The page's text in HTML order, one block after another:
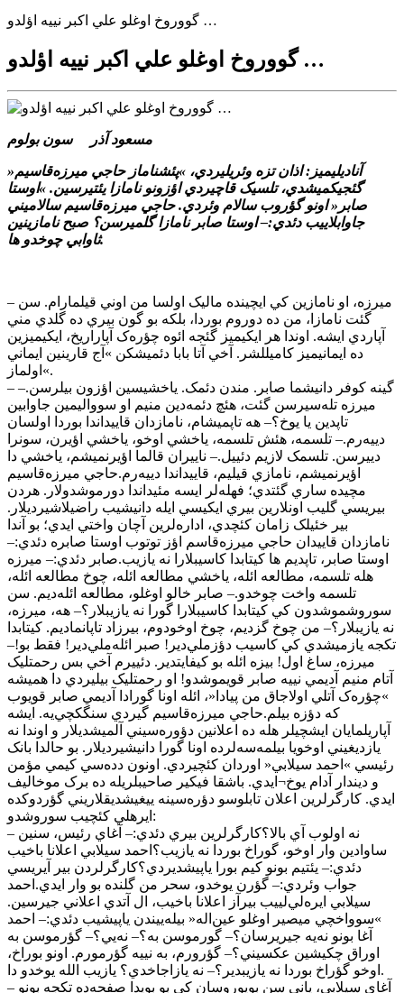
گووروخ اوغلو علي اکبر نييه اؤلدو …
گووروخ اوغلو علي اکبر نييه اؤلدو …
مسعود آذر سون بولوم
آناديليميز: اذان تزه وئريليردي، »پئشناماز حاجي ميرزه‌قاسيم«
گئجيکميشدي، تلسيک قاچيردي اؤزونو نامازا يئتيرسين. »اوستا
صابر« اونو گؤروب سالام وئردي. حاجي ميرزه‌قاسيم سالاميني
جاوابلاييب دئدي:– اوستا صابر نامازا گلميرسن؟ صبح نامازينين
ثاوابي چوخدو ها.
– ميرزه، او نامازين کي ايچينده ماليک اولسا من اوني قيلمارام. سن
گئت نامازا، من ده دوروم بوردا، بلکه بو گون بيري ده گلدي مني
آپاردي ايشه. اوندا هر ايکيميز گئجه ائوه چؤره‌ک آپاراريخ، ايکيميزين
ده ايمانيميز کاميللشر. آخي آتا بابا دئميشکن »آج قارينين ايماني
اولماز«.
– گينه کوفر دانيشما صابر. مندن دئمک. ياخشيسين اؤزون بيلرسن.–
ميرزه تله‌سيرسن گئت، هئچ دئمه‌دين منيم او سوواليمين جاوابين
تاپدين يا يوخ؟– هه تاپميشام، نامازدان قاييداندا بوردا اولسان
دييه‌رم.– تلسمه، هئش تلسمه، ياخشي اوخو، ياخشي اؤيرن، سونرا
دييرسن. تلسمک لازيم دئييل.– ناييران قالما اؤيرنميشم، ياخشي دا
اؤيرنميشم، نامازي قيليم، قاييداندا دييه‌رم.حاجي ميرزه‌قاسيم
مچيده ساري گئتدي؛ فهله‌لر ايسه مئيداندا دورموشدولار. هردن
بيريسي گليب اونلارين بيري ايکيسي ايله دانيشيب راضيلاشيرديلار.
بير خئيلک زامان کئچدي، اداره‌لرين آچان واختي ايدي؛ بو آندا
نامازدان قاييدان حاجي ميرزه‌قاسم اؤز توتوب اوستا صابره دئدي:–
اوستا صابر، تاپديم ها کيتابدا کاسيبلارا نه يازيب.صابر دئدي:– ميرزه
هله تلسمه، مطالعه ائله، ياخشي مطالعه ائله، چوخ مطالعه ائله،
تلسمه واخت چوخدو.– صابر خالو اوغلو، مطالعه ائله‌ديم. سن
سوروشموشدون کي کيتابدا کاسيبلارا گورا نه يازيبلار؟– هه، ميرزه،
نه يازيبلار؟– من چوخ گزديم، چوخ اوخودوم، بيرزاد تاپانماديم. کيتابدا
تکجه يازميشدي کي کاسيب دؤزملي‌دير! صبر ائله‌ملي‌دير! فقط بو!–
ميرزه، ساغ اول! بيزه ائله بو کيفايتدير. دئييرم آخي بس رحمتليک
آتام منيم آديمي نييه صابر قويموشدو! او رحمتليک بيليردي دا هميشه
»چؤره‌ک آتلي اولاجاق من پيادا«، ائله اونا گورادا آديمي صابر قويوب
که دؤزه بيلم.حاجي ميرزه‌قاسيم گيردي سنگکچي‌يه. ايشه
آپاريلمايان ايشچيلر هله ده اعلانين دؤوره‌سيني آلميشديلار و اوندا نه
يازديغيني اوخويا بيلمه‌سه‌لرده اونا گورا دانيشيرديلار. بو حالدا بانک
رئيسي »احمد سيلابي« اوردان کئچيردي. اونون دده‌سي کيمي مؤمن
و ديندار آدام يوخ¬ايدي. باشقا فيکير صاحيبلريله ده برک موخاليف
ايدي. کارگرلرين اعلان تابلوسو دؤره‌سينه ييغيشديقلاريني گؤردوکده
ايرهلي کئچيب سوروشدو:
– نه اولوب آي بالا؟کارگرلرين بيري دئدي:– آغاي رئيس، سنين
ساوادين وار اوخو، گوراخ بوردا نه يازيب؟احمد سيلابي اعلانا باخيب
دئدي:– يئتيم بونو کيم بورا ياپيشديردي؟کارگرلردن بير آيريسي
جواب وئردي:– گؤرن يوخدو، سحر من گلنده بو وار ايدي.احمد
سيلابي ايره‌لي‌لييب بيرآز اعلانا باخيب، ال آتدي اعلاني جيرسين.
»سوواخچي ميصير اوغلو عين‌اله« بيله‌ييندن ياپيشيب دئدي:– احمد
آغا بونو نه‌يه جيريرسان؟– گورموسن به؟– نه‌يي؟– گؤرموسن به
اوراق چکيشين عکسيني؟– گؤرورم، به نييه گؤرمورم. اونو بوراخ،
اوخو گؤراخ بوردا نه يازيبدير؟– نه يازاجاخدي؟ يازيب الله يوخدو دا.
– آغاي سيلابي، ياني سن بويوروسان کي بو بويدا صفحه‌ده تکجه بونو